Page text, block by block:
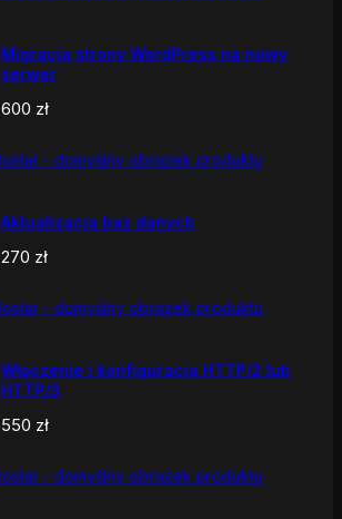
Migracja strony WordPress na nowy
serwer
600 zł
Aktualizacja baz danych
270 zł
Włączenie i konfiguracja HTTP/2 lub
HTTP/3
550 zł